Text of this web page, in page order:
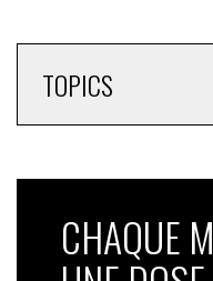
TOPICS
CHAQUE